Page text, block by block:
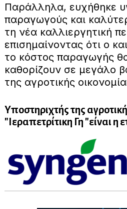
Παράλληλα, ευχήθηκε
παραγωγούς και
τη νέα καλλιεργητική
επισημαίνοντας ότι ο
το κόστος παραγωγής
καθορίζουν σε μεγάλο
της αγροτικής
Υποστηριχτής της
"Ιεραπετρίτικη Γη "είναι η